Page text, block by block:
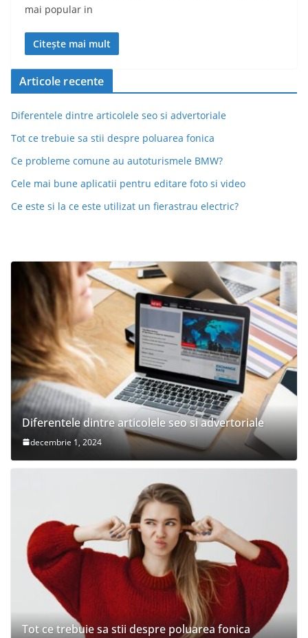
mai popular in
Citește mai mult
Articole recente
Diferentele dintre articolele seo si advertoriale
Tot ce trebuie sa stii despre poluarea fonica
Ce probleme comune au autoturismele BMW?
Cele mai bune aplicatii pentru editare foto si video
Ce este si la ce este utilizat un fierastrau electric?
Diferentele dintre articolele seo si advertoriale
decembrie 1, 2024
Tot ce trebuie sa stii despre poluarea fonica